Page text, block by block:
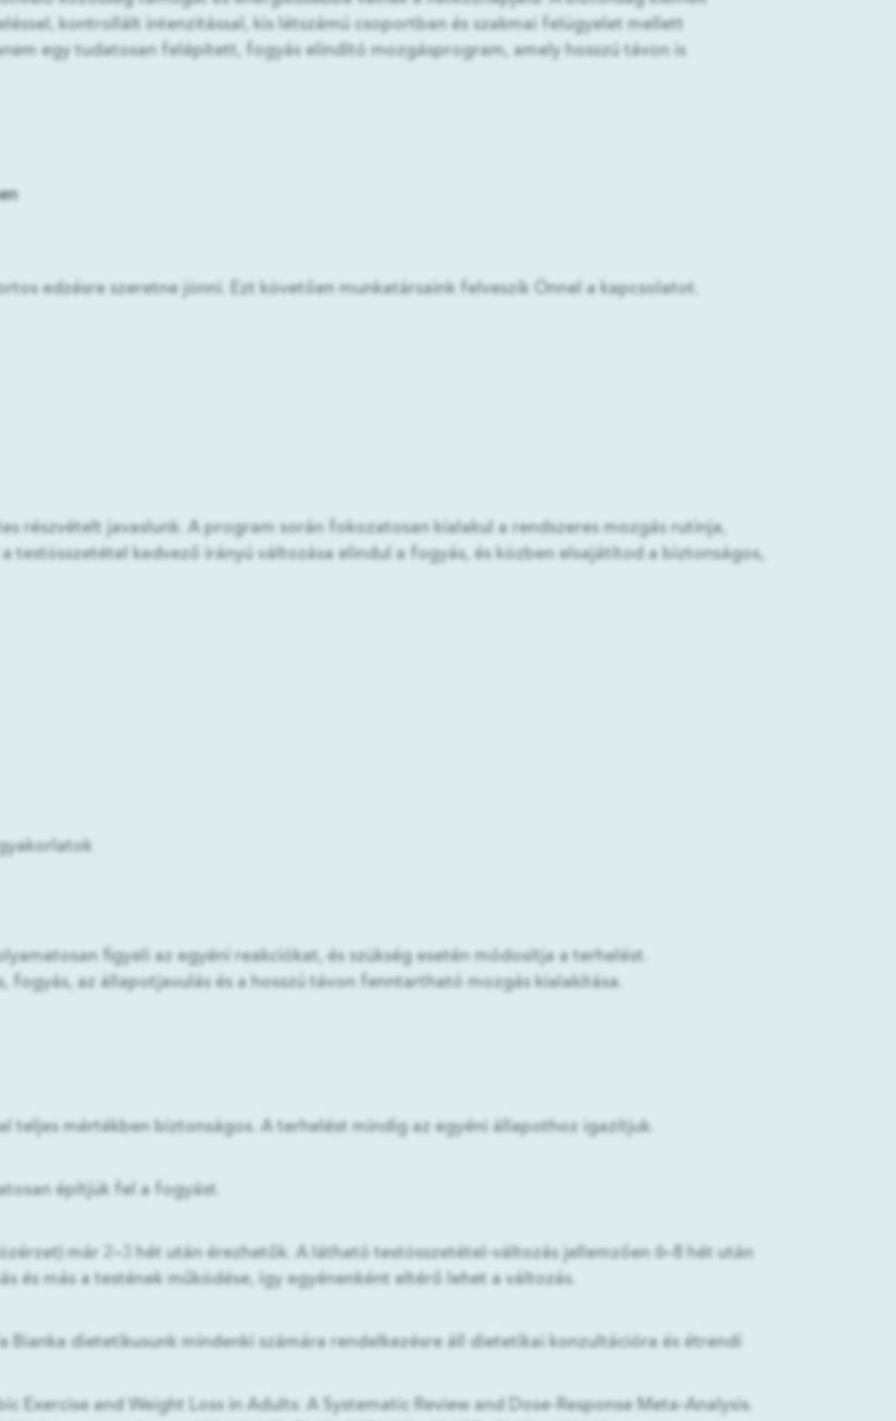
kontrollált intenzitással, kis létszámú csoportban és szakmai felügyelet mellett
egy tudatosan felépített, fogyás elindító mozgásprogram, amely hosszú távon is
edzésre szeretne jönni. Ezt követően munkatársaink felveszik Önnel a kapcsolatot.
részvételt javaslunk. A program során fokozatosan kialakul a rendszeres mozgás rutinja,
testösszetétel kedvező irányú változása elindul a fogyás, és közben elsajátítod a biztonságos,
figyeli az egyéni reakciókat, és szükség esetén módosítja a terhelést.
fogyás, az állapotjavulás és a hosszú távon fenntartható mozgás kialakítása.
mértékben biztonságos. A terhelést mindig az egyéni állapothoz igazítjuk.
építjük fel a fogyást.
már 2–3 hét után érezhetők. A látható testösszetétel-változás jellemzően 6–8 hét után
és más a testének működése, így egyénenként eltérő lehet a változás.
dietetikusunk mindenki számára rendelkezésre áll dietetikai konzultációra és étrendi
Exercise and Weight Loss in Adults: A Systematic Review and Dose-Response Meta-Analysis.